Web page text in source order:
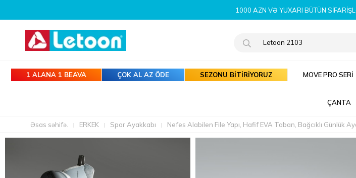
YENI MÖVSÜM
1 ALANA 1 BEAVA ÇOK AL AZ ÖDE SEZONU BİTİRİYORUZ MOVE PRO SERI
ÇANTA
Əsas səhifə. ERKEK Spor Ayakkabı Nefes Alabilen File Yapı, Hafif EVA Taban, Bağcıklı Günlük